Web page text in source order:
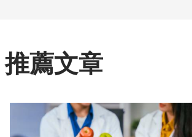
推薦文章